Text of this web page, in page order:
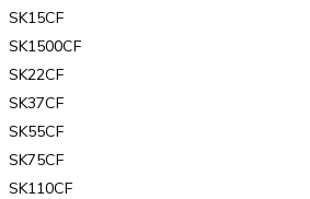
SK15CF
SK1500CF
SK22CF
SK37CF
SK55CF
SK75CF
SK110CF